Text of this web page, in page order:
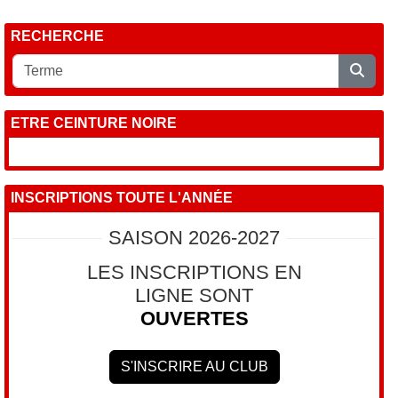
RECHERCHE
ETRE CEINTURE NOIRE
INSCRIPTIONS TOUTE L'ANNÉE
SAISON 2026-2027
LES INSCRIPTIONS EN
LIGNE SONT
OUVERTES
S'INSCRIRE AU CLUB